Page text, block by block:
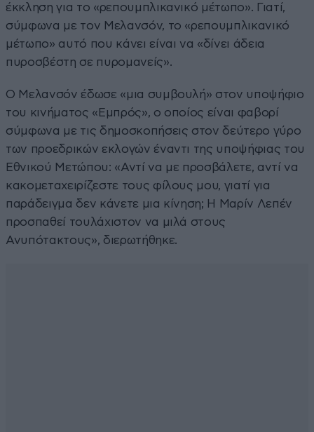
έκκληση για το «ρεπουμπλικανικό μέτωπο». Γιατί,
σύμφωνα με τον Μελανσόν, το «ρεπουμπλικανικό
μέτωπο» αυτό που κάνει είναι να «δίνει άδεια
πυροσβέστη σε πυρομανείς».
Ο Μελανσόν έδωσε «μια συμβουλή» στον υποψήφιο
του κινήματος «Εμπρός», ο οποίος είναι φαβορί
σύμφωνα με τις δημοσκοπήσεις στον δεύτερο γύρο
των προεδρικών εκλογών έναντι της υποψήφιας του
Εθνικού Μετώπου: «Αντί να με προσβάλετε, αντί να
κακομεταχειρίζεστε τους φίλους μου, γιατί για
παράδειγμα δεν κάνετε μια κίνηση; Η Μαρίν Λεπέν
προσπαθεί τουλάχιστον να μιλά στους
Ανυπότακτους», διερωτήθηκε.